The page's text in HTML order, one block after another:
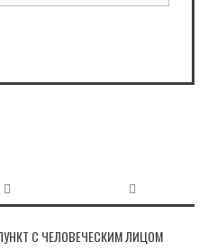
С ЧЕЛОВЕЧЕСКИМ ЛИЦОМ